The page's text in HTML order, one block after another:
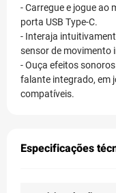
- Carregue e jogue ao
porta USB Type-C.
- Interaja
sensor de movimento
- Ouça efeitos
falante integrado, em
compatíveis.
Especificações